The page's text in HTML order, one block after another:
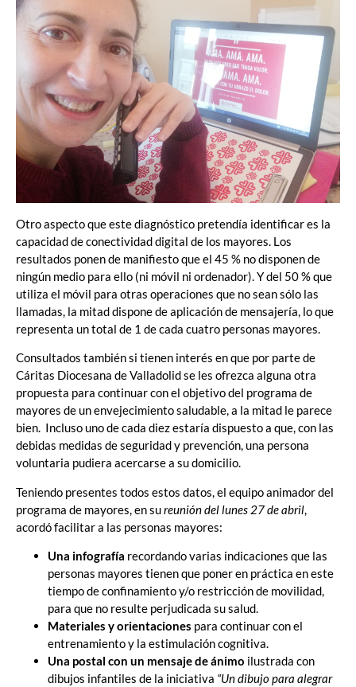
Otro aspecto que este diagnóstico pretendía identificar es la
capacidad de conectividad digital de los mayores. Los
resultados ponen de manifiesto que el 45 % no disponen de
ningún medio para ello (ni móvil ni ordenador). Y del 50 % que
utiliza el móvil para otras operaciones que no sean sólo las
llamadas, la mitad dispone de aplicación de mensajería, lo que
representa un total de 1 de cada cuatro personas mayores.
Consultados también si tienen interés en que por parte de
Cáritas Diocesana de Valladolid se les ofrezca alguna otra
propuesta para continuar con el objetivo del programa de
mayores de un envejecimiento saludable, a la mitad le parece
bien. Incluso uno de cada diez estaría dispuesto a que, con las
debidas medidas de seguridad y prevención, una persona
voluntaria pudiera acercarse a su domicilio.
Teniendo presentes todos estos datos, el equipo animador del
programa de mayores, en sureunión del lunes 27 de abril
acordó facilitar a las personas mayores:
Una infografía recordando varias indicaciones que las
personas mayores tienen que poner en práctica en este
tiempo de confinamiento y/o restricción de movilidad,
para que no resulte perjudicada su salud.
Materiales y orientaciones para continuar con el
entrenamiento y la estimulación cognitiva.
Una postal con un mensaje de ánimo ilustrada con
dibujos infantiles de la iniciativa “Un dibujo para alegrar